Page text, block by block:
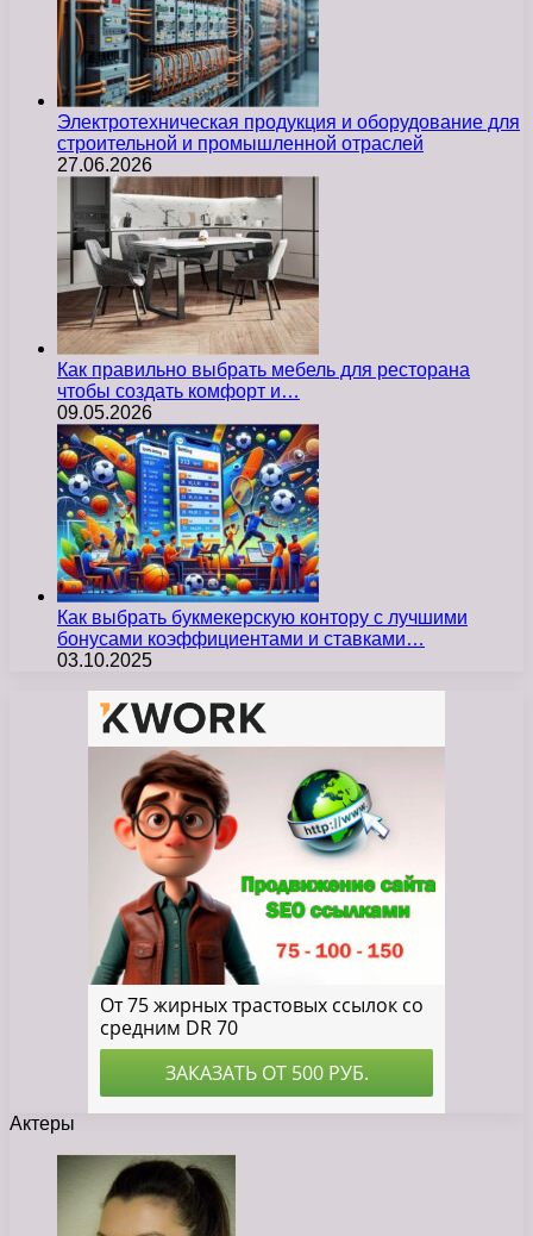
Электротехническая продукция и оборудование для
строительной и промышленной отраслей
27.06.2026
Как правильно выбрать мебель для ресторана
чтобы создать комфорт и…
09.05.2026
Как выбрать букмекерскую контору с лучшими
бонусами коэффициентами и ставками…
03.10.2025
Актеры